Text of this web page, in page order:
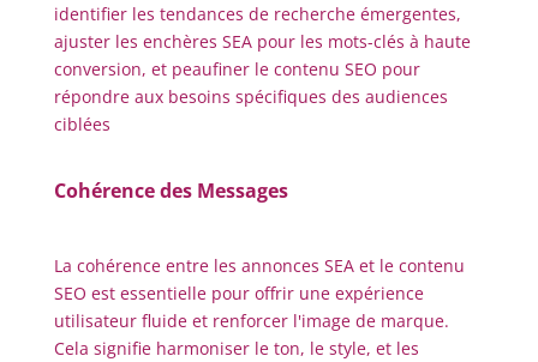
identifier les tendances de recherche émergentes,
ajuster les enchères SEA pour les mots-clés à haute
conversion, et peaufiner le contenu SEO pour
répondre aux besoins spécifiques des audiences
ciblées
Cohérence des Messages
La cohérence entre les annonces SEA et le contenu
SEO est essentielle pour offrir une expérience
utilisateur fluide et renforcer l'image de marque.
Cela signifie harmoniser le ton, le style, et les